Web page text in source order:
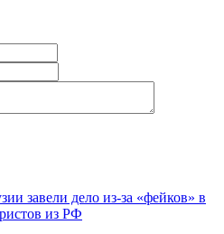
завели дело из-за «фейков» в
из РФ